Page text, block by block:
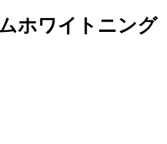
ホワイトニン